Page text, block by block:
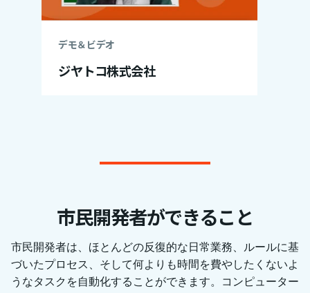
デモ＆ビデオ
ジヤトコ株式会社
市民開発者ができること
市民開発者は、ほとんどの反復的な日常業務、ルールに基
づいたプロセス、そして何よりも時間を費やしたくないよ
うなタスクを自動化することができます。コンピューター